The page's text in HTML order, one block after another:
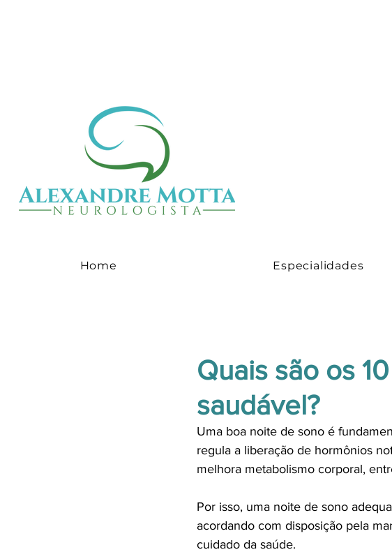
Home Especialidades
Quais são os
saudável?
Uma boa noite de sono é
regula a liberação de hormônios
melhora metabolismo corporal,
Por isso, uma noite de sono
acordando com disposição pela
cuidado da saúde.